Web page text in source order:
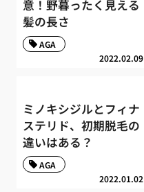
意！野暮ったく見える
髪の長さ
2022.02.09
AGA
ミノキシジルとフィナ
ステリド、初期脱毛の
違いはある？
2022.01.02
AGA